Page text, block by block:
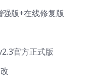
版+在线修复版
官方正式版